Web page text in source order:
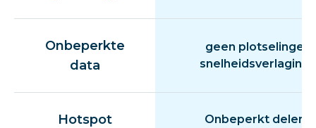
Onbeperkte
data
geen plotselinge
snelheidsverlaging
Hotspot Onbeperkt delen